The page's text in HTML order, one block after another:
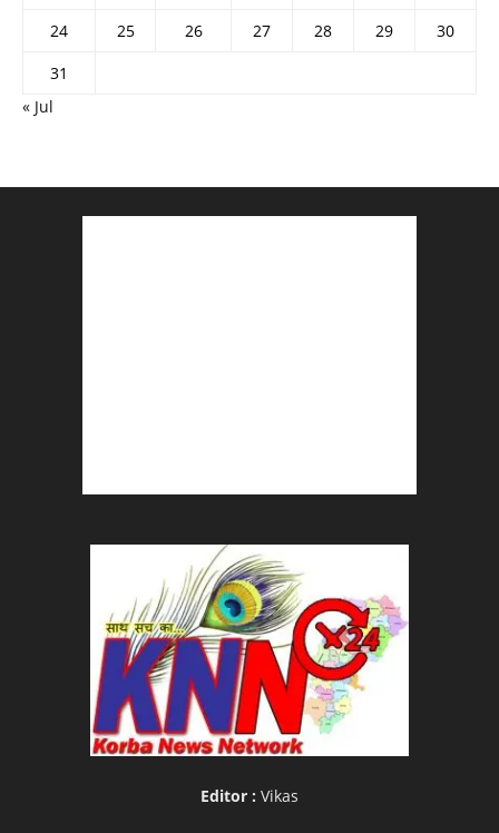
24
25 26 27 28 29
30
31
« Jul
Editor : Vikas